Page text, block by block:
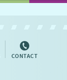
CONTACT